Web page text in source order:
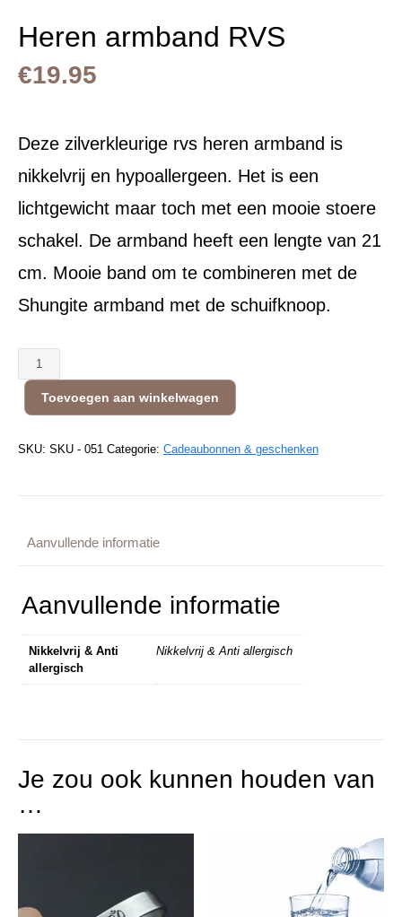
Heren armband RVS
€19.95
Deze zilverkleurige rvs heren armband is
nikkelvrij en hypoallergeen. Het is een
lichtgewicht maar toch met een mooie stoere
schakel. De armband heeft een lengte van 21
cm. Mooie band om te combineren met de
Shungite armband met de schuifknoop.
Heren
armband
aantal
Toevoegen aan winkelwagen
SKU: SKU - 051 Categorie: Cadeaubonnen & geschenken
Aanvullende informatie
Aanvullende informatie
Nikkelvrij & Anti
allergisch
Nikkelvrij & Anti allergisch
Je zou ook kunnen houden van
…